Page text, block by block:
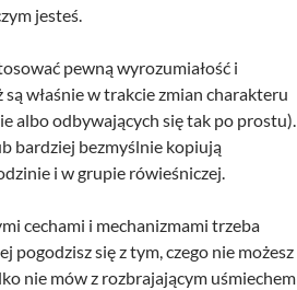
jesteś.
pewną wyrozumiałość i
właśnie w trakcie zmian charakteru
albo odbywających się tak po prostu).
bardziej bezmyślnie kopiują
i w grupie rówieśniczej.
cechami i mechanizmami trzeba
pogodzisz się z tym, czego nie możesz
nie mów z rozbrajającym uśmiechem